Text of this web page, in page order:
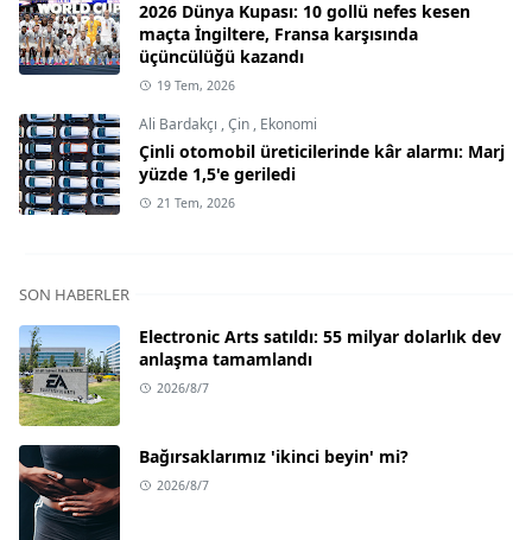
2026 Dünya Kupası: 10 gollü nefes kesen
maçta İngiltere, Fransa karşısında
üçüncülüğü kazandı
19 Tem, 2026
Ali Bardakçı ,Çin , Ekonomi
Çinli otomobil üreticilerinde kâr alarmı: Marj
yüzde 1,5'e geriledi
21 Tem, 2026
SON HABERLER
Electronic Arts satıldı: 55 milyar dolarlık dev
anlaşma tamamlandı
2026/8/7
Bağırsaklarımız 'ikinci beyin' mi?
2026/8/7